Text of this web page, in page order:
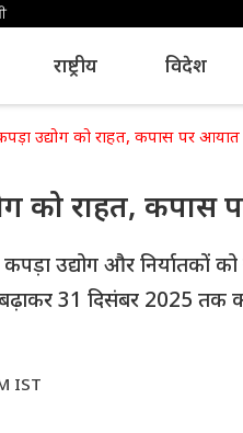
राष्ट्रीय विदेश
उद्योग को राहत, कपास पर
को राहत,
कपड़ा उद्योग और
31 दिसंबर 2025 तक
IST